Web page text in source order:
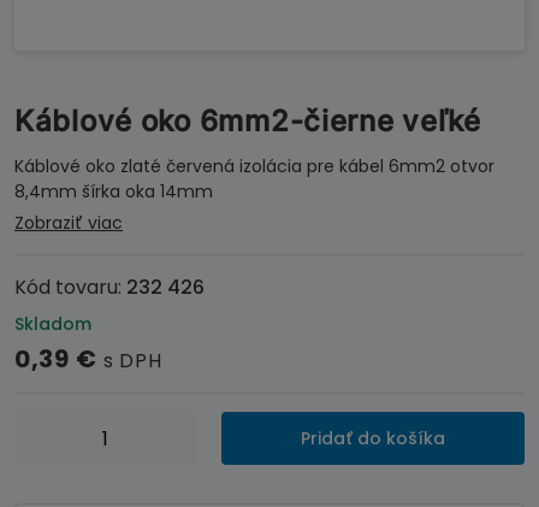
Káblové oko 6mm2-čierne veľké
Káblové oko zlaté červená izolácia pre kábel 6mm2 otvor
8,4mm šírka oka 14mm
Zobraziť viac
Kód tovaru: 232 426
Skladom
0,39 € s DPH
množstvo
Pridať do košíka